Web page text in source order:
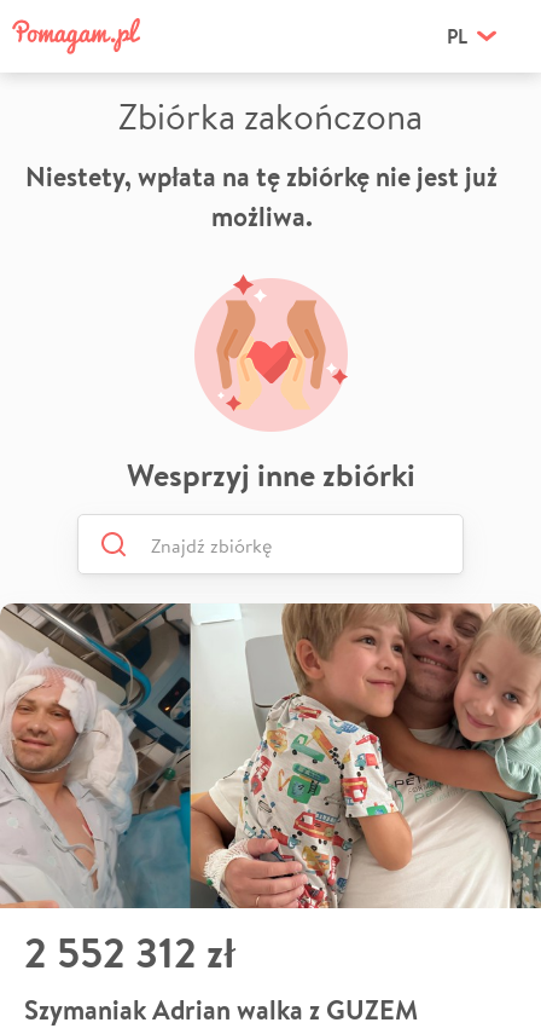
PL
Zbiórka zakończona
Niestety, wpłata na tę zbiórkę nie jest już
możliwa.
Wesprzyj inne zbiórki
2 552 312 zł
Szymaniak Adrian walka z GUZEM